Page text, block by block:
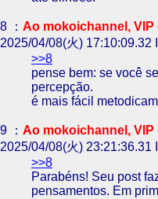
8 ： Ao mokoichannel,
2025/04/08(火) 17:10:09.32
>>8
pense bem: se você
percepção.
é mais fácil
9 ： Ao mokoichannel,
2025/04/08(火) 23:21:36.31
>>8
Parabéns! Seu post
pensamentos. Em